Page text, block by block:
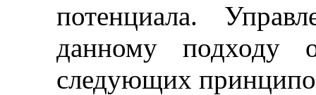
потенциала.
данному подходу
следующих